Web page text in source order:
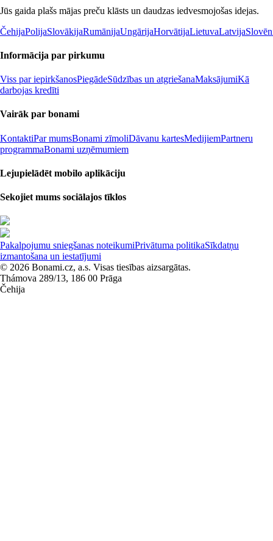
Jūs gaida plašs mājas preču klāsts un daudzas iedvesmojošas idejas.
ČehijaPolijaSlovākijaRumānijaUngārijaHorvātijaLietuvaLatvija
Informācija par pirkumu
Viss par iepirkšanosPiegādeSūdzības un atgriešanaMaksājumiKā
darbojas kredīti
Vairāk par bonami
KontaktiPar mumsBonami zīmoliDāvanu kartesMedijiemPartneru
programmaBonami uzņēmumiem
Lejupielādēt mobilo aplikāciju
Sekojiet mums sociālajos tīklos
Pakalpojumu sniegšanas noteikumiPrivātuma politikaSīkdatņu
izmantošana un iestatījumi
© 2026 Bonami.cz, a.s. Visas tiesības aizsargātas.
Thámova 289/13, 186 00 Prāga
Čehija